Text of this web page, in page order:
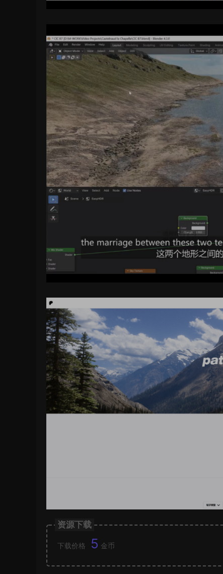
资源下载
下载价格 5 金币